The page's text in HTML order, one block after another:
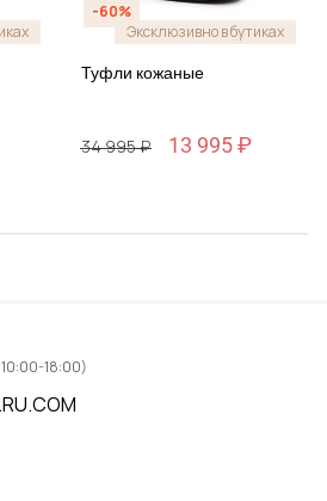
-60%
Эксклюзивно в бутиках
Туфли кожаные
34 995 ₽ 13 995 ₽
18:00)